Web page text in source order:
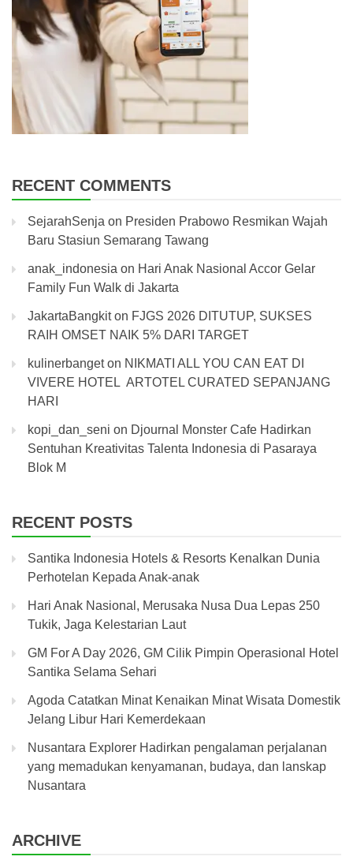
RECENT COMMENTS
SejarahSenja on Presiden Prabowo Resmikan Wajah
Baru Stasiun Semarang Tawang
anak_indonesia on Hari Anak Nasional Accor Gelar
Family Fun Walk di Jakarta
JakartaBangkiton FJGS 2026 DITUTUP, SUKSES
RAIH OMSET NAIK 5% DARI TARGET
kulinerbangeton NIKMATI ALL YOU CAN EAT DI
VIVERE HOTEL ARTOTEL CURATED SEPANJANG
HARI
kopi_dan_seni on Djournal Monster Cafe Hadirkan
Sentuhan Kreativitas Talenta Indonesia di Pasaraya
Blok M
RECENT POSTS
Santika Indonesia Hotels & Resorts Kenalkan Dunia
Perhotelan Kepada Anak-anak
Hari Anak Nasional, Merusaka Nusa Dua Lepas 250
Tukik, Jaga Kelestarian Laut
GM For A Day 2026, GM Cilik Pimpin Operasional Hotel
Santika Selama Sehari
Agoda Catatkan Minat Kenaikan Minat Wisata Domestik
Jelang Libur Hari Kemerdekaan
Nusantara Explorer Hadirkan pengalaman perjalanan
yang memadukan kenyamanan, budaya, dan lanskap
Nusantara
ARCHIVE